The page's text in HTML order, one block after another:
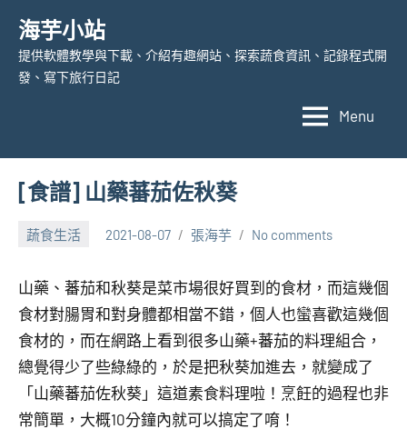
content
海芋小站
提供軟體教學與下載、介紹有趣網站、探索蔬食資訊、記錄程式開
發、寫下旅行日記
Menu
[食譜] 山藥蕃茄佐秋葵
蔬食生活 2021-08-07 張海芋 No comments
山藥、蕃茄和秋葵是菜市場很好買到的食材，而這幾個
食材對腸胃和對身體都相當不錯，個人也蠻喜歡這幾個
食材的，而在網路上看到很多山藥+蕃茄的料理組合，
總覺得少了些綠綠的，於是把秋葵加進去，就變成了
「山藥蕃茄佐秋葵」這道素食料理啦！烹飪的過程也非
常簡單，大概10分鐘內就可以搞定了唷！